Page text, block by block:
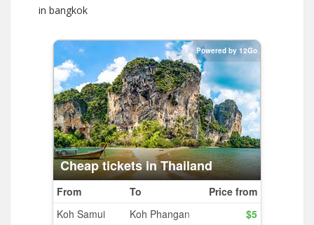
in bangkok